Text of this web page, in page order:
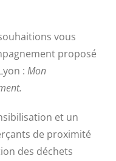
vous
proposé
: Mon
et un
de proximité
des déchets